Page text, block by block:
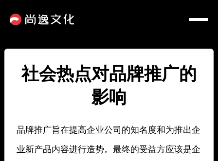
社会热点对品牌推广的
影响
品牌推广旨在提高企业公司的知名度和为推出企
业新产品内容进行造势。最终的受益方应该是企